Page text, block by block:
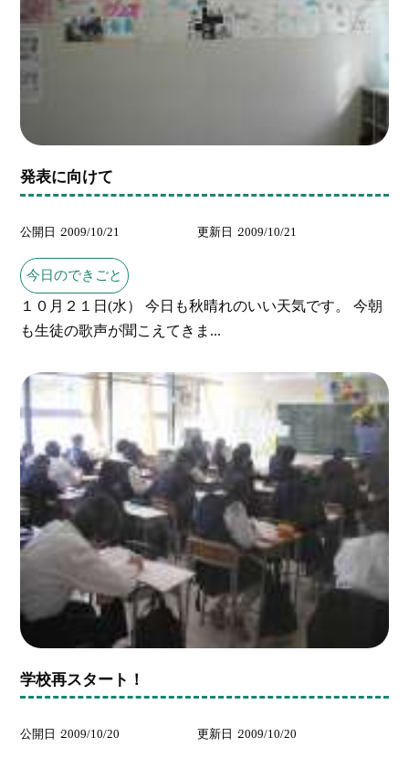
発表に向けて
公開日 2009/10/21 更新日 2009/10/21
今日のできごと
１０月２１日(水） 今日も秋晴れのいい天気です。 今朝
も生徒の歌声が聞こえてきま...
学校再スタート！
公開日 2009/10/20 更新日 2009/10/20